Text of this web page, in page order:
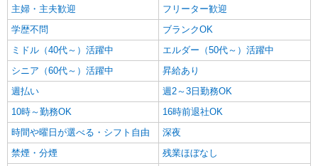
主婦・主夫歓迎
フリーター歓迎
学歴不問
ブランクOK
ミドル（40代～）活躍中
エルダー（50代～）活躍中
シニア（60代～）活躍中
昇給あり
週払い
週2～3日勤務OK
10時～勤務OK
16時前退社OK
時間や曜日が選べる・シフト自由
深夜
禁煙・分煙
残業ほぼなし